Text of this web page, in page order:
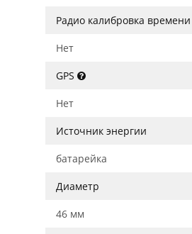
Радио калибровка времени
Нет
GPS
Нет
Источник энергии
батарейка
Диаметр
46 мм